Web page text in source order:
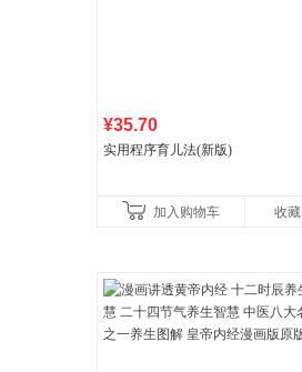
¥35.70
实用程序育儿法(新版)
加入购物车 收藏